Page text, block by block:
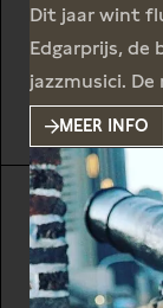
Dit jaar wint
Edgarprijs, de
jazzmusici.
in een hokje
hij
kaseko en
instrumenten.
het publiek
MEER INFO